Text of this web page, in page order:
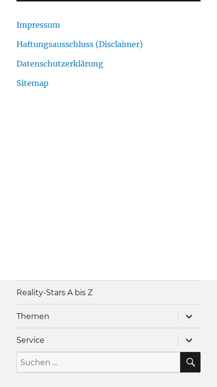
Impressum
Haftungsausschluss (Disclaimer)
Datenschutzerklärung
Sitemap
Reality-Stars A bis Z
Themen
anzeigen
Service
anzeigen
Suche
nach: